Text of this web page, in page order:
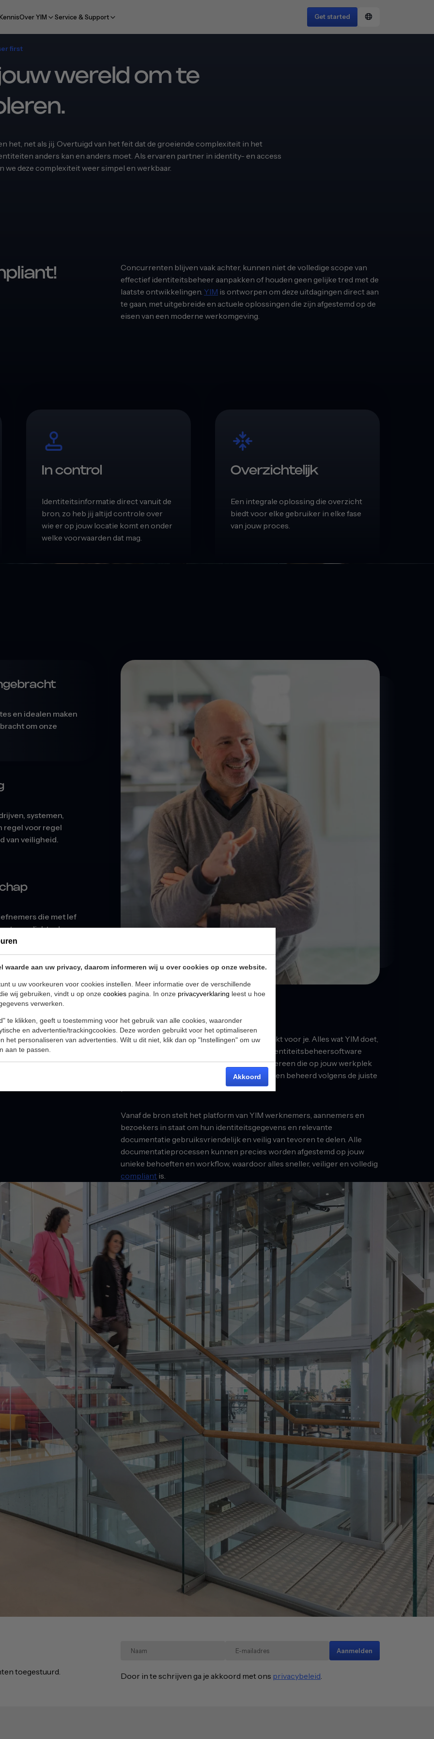
waarde aan uw privacy, daarom informeren wij u over cookies op onze website.
u uw voorkeuren voor cookies instellen. Meer informatie over de verschillende
wij gebruiken, vindt u op onze cookies pagina. In onze privacyverklaring leest u hoe
verwerken.
te klikken, geeft u toestemming voor het gebruik van alle cookies, waaronder
en advertentie/trackingcookies. Deze worden gebruikt voor het optimaliseren
het personaliseren van advertenties. Wilt u dit niet, klik dan op "Instellingen" om uw
aan te passen.
Akkoord
Over YIM Service & Support Get started
first
wereld om te
het, net als jij. Overtuigd van het feit dat de groeiende complexiteit in het
anders kan en anders moet. Als ervaren partner in identity- en access
we deze complexiteit weer simpel en werkbaar.
Concurrenten blijven vaak achter, kunnen niet de volledige scope van
effectief identiteitsbeheer aanpakken of houden geen gelijke tred met de
laatste ontwikkelingen. YIM is ontworpen om deze uitdagingen direct aan
te gaan, met uitgebreide en actuele oplossingen die zijn afgestemd op de
eisen van een moderne werkomgeving.
In control
Identiteitsinformatie direct vanuit de
bron, zo heb jij altijd controle over
wie er op jouw locatie komt en onder
welke voorwaarden dat mag.
Overzichtelijk
Een integrale oplossing die overzicht
biedt voor elke gebruiker in elke fase
van jouw proces.
en idealen maken
om onze
systemen,
regel voor regel
van veiligheid.
die met lef
een dichte deur
voor dat
een
YIM werkt niet alleen met je samen; YIM werkt voor je. Alles wat YIM doet,
is ontworpen met jou in gedachten. Onze identiteitsbeheersoftware
zorgt ervoor dat alle documentatie voor iedereen die op jouw werkplek
werkt, op de juiste manier wordt vastgelegd en beheerd volgens de juiste
Vanaf de bron stelt het platform van YIM werknemers, aannemers en
bezoekers in staat om hun identiteitsgegevens en relevante
documentatie gebruiksvriendelijk en veilig van tevoren te delen. Alle
documentatieprocessen kunnen precies worden afgestemd op jouw
unieke behoeften en workflow, waardoor alles sneller, veiliger en volledig
compliant is.
toegestuurd.
Aanmelden
Door in te schrijven ga je akkoord met ons privacybeleid.